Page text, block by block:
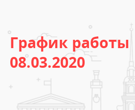
График работы
08.03.2020